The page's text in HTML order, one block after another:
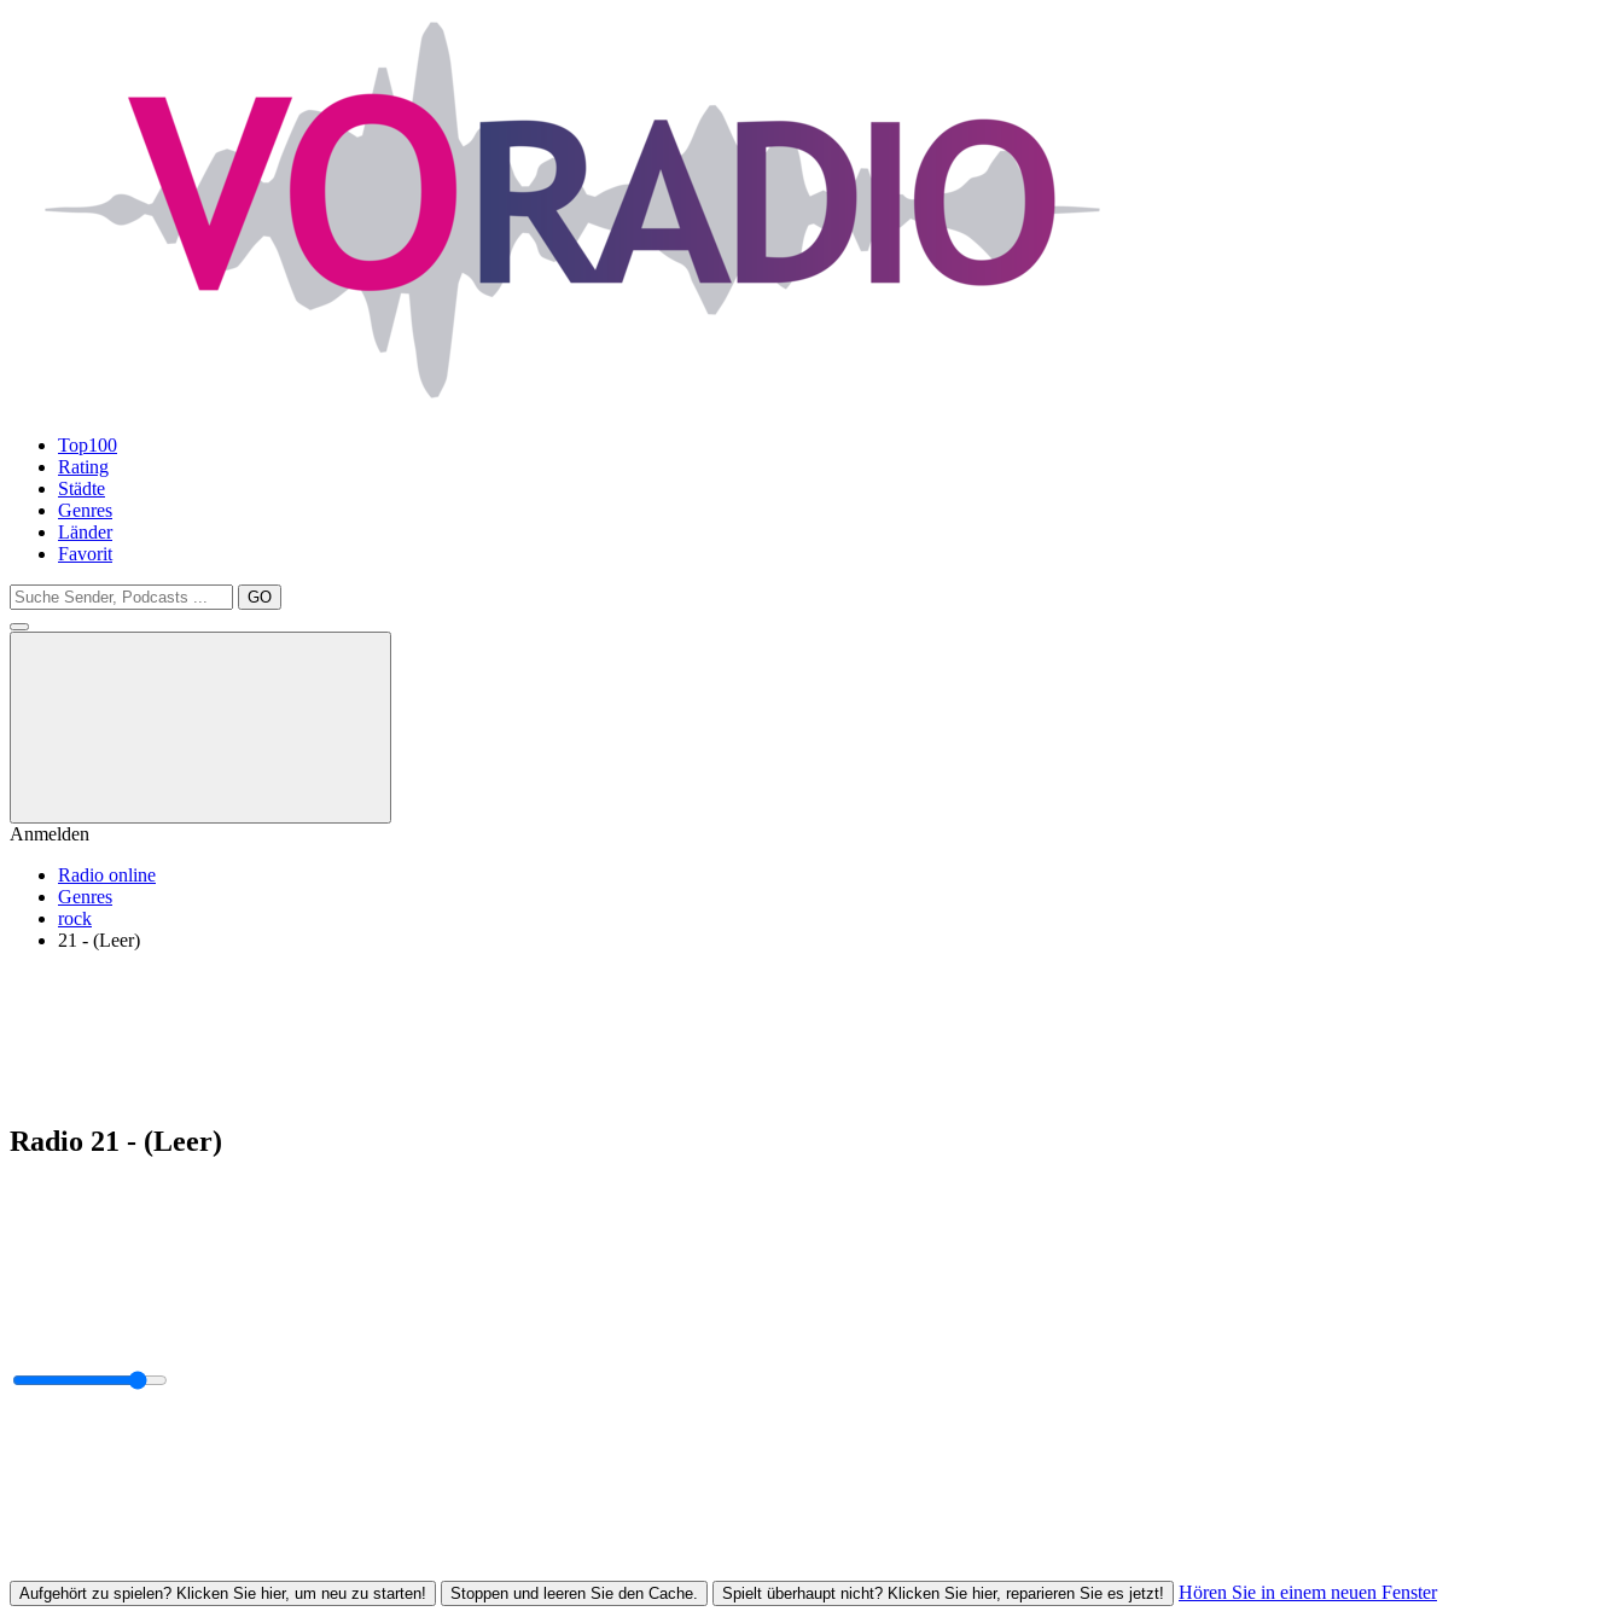
Top100
Rating
Städte
Genres
Länder
Favorit
GO
Anmelden
Radio online
Genres
rock
21 - (Leer)
Radio 21 - (Leer)
Aufgehört zu spielen? Klicken Sie hier, um neu zu starten! Stoppen und leeren Sie den Cache. Spielt überhaupt nicht? Klicken Sie hier, reparieren Sie es jetzt! Hören Sie in einem neuen Fenster